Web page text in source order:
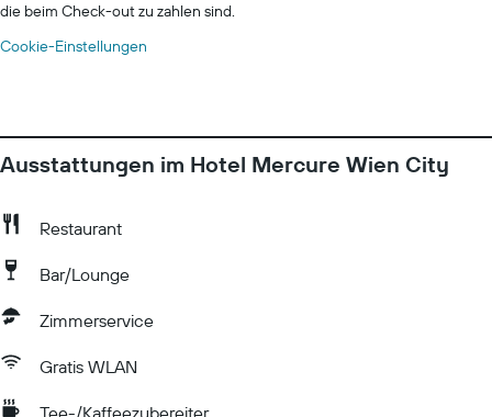
die beim Check-out zu zahlen sind.
Cookie-Einstellungen
Ausstattungen im Hotel Mercure Wien City
Restaurant
Bar/Lounge
Zimmerservice
Gratis WLAN
Tee-/Kaffeezubereiter